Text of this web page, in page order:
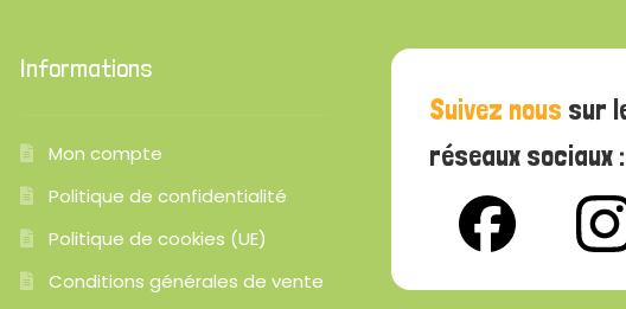
Informations
Mon compte
Politique de confidentialité
Politique de cookies (UE)
Conditions générales de vente
Suivez nous sur
réseaux sociaux :